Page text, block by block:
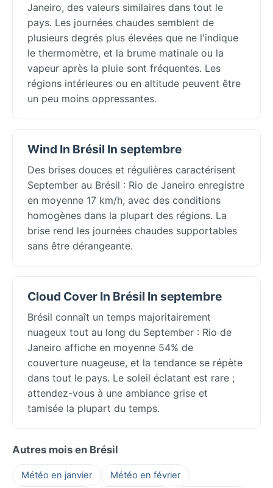
Janeiro, des valeurs similaires dans tout le
pays. Les journées chaudes semblent de
plusieurs degrés plus élevées que ne l'indique
le thermomètre, et la brume matinale ou la
vapeur après la pluie sont fréquentes. Les
régions intérieures ou en altitude peuvent être
un peu moins oppressantes.
Wind In Brésil In septembre
Des brises douces et régulières caractérisent
September au Brésil : Rio de Janeiro enregistre
en moyenne 17 km/h, avec des conditions
homogènes dans la plupart des régions. La
brise rend les journées chaudes supportables
sans être dérangeante.
Cloud Cover In Brésil In septembre
Brésil connaît un temps majoritairement
nuageux tout au long du September : Rio de
Janeiro affiche en moyenne 54% de
couverture nuageuse, et la tendance se répète
dans tout le pays. Le soleil éclatant est rare ;
attendez-vous à une ambiance grise et
tamisée la plupart du temps.
Autres mois en Brésil
Météo en janvier Météo en février